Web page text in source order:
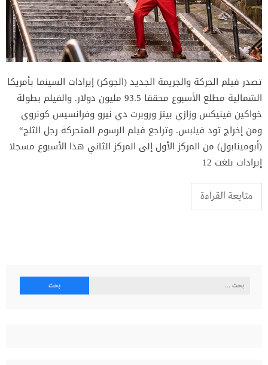
تصدر فيلم الحركة والجريمة الجديد (الجوكر) إيرادات السينما بأمريكا
الشمالية مطلع الأسبوع محققا 93.5 مليون دولار. والفيلم بطولة
خواكين فينيكس وزازي بيتز وروبرت دي نيرو وفرانسيس كونروي
ومن إخراج تود فيلبس. وتراجع فيلم الرسوم المتحركة رجل الثلج“
(أبومينابول) من المركز الأول إلى المركز الثاني هذا الأسبوع مسجلا
إيرادات بلغت 12
متابعة القراءة
البحث